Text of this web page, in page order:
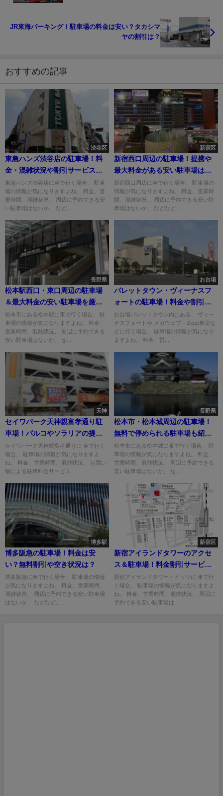
JR東海パーキング！駐車場の料金は安い？タカシマ
ヤの割引は？
おすすめの記事
渋谷区
東急ハンズ渋谷店の駐車場！料
金・混雑状況や割引サービス
は？
東急ハンズ渋谷店に車で行く場合、 駐車
場の情報が気になりますよね。 料金、営
業時間、混雑状況、 周辺に予約できる安
い駐車場はないか、 など...
新宿区
新宿西口周辺の駐車場！提携や
最大料金がある安い駐車場はど
こ？
新宿西口周辺に車で行く場合、 駐車場の
情報が気になりますよね。 料金、営業時
間、混雑状況、 周辺に予約できる安い駐
車場はないか、 などなど...
長野県
松本駅西口・東口周辺の駐車場
＆最大料金の安い駐車場を厳
選！
松本市にある松本駅に車で行く場合、 駐
車場の情報が気になりますよね。 料金、
営業時間、混雑状況、 周辺に予約できる
安い駐車場はないか、 な...
お台場
パレットタウン・ヴィーナスフ
ォートの駐車場！料金や割引
は？
お台場パレットタウン内にある、 ヴィー
ナスフォートや メガウェブ・Zepp東京な
どに行く場合、 駐車場の情報が気になり
ますよね。 料金、営...
天神
セイワパーク天神親富孝通り駐
車場！パルコやソラリアの提携
割引は？
セイワパーク天神親富孝通りに 車で行く
場合、 駐車場の情報が気になりますよ
ね。 料金、営業時間、混雑状況、 お買い
物による駐車料金サービス...
長野県
松本市・松本城周辺の駐車場！
無料で停められる駐車場も紹
介！
松本市にある松本城に車で行く場合、 駐
車場の情報が気になりますよね。 料金、
営業時間、混雑状況、 周辺に予約できる
安い駐車場はないか、 な...
博多駅
博多阪急の駐車場！料金は安
い？無料割引や空き状況は？
博多阪急に車で行く場合、 駐車場の情報
が気になりますよね。 料金、営業時間、
混雑状況、 周辺に予約できる安い駐車場
はないか、 などなど。 ...
新宿区
新宿アイランドタワーのアクセ
ス＆駐車場！料金割引サービス
や入口は？
新宿アイランドタワー・イッツに 車で行
く場合、 駐車場の情報が気になりますよ
ね。 料金、営業時間、混雑状況、 周辺に
予約できる安い駐車場は...